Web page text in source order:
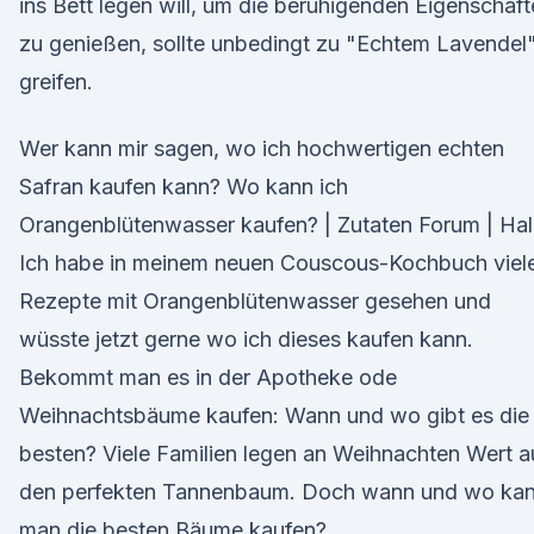
ins Bett legen will, um die beruhigenden
zu genießen, sollte unbedingt zu "Echtem Lavendel"
greifen.
Wer kann mir sagen, wo ich hochwertigen echten
Safran kaufen kann? Wo kann ich
Orangenblütenwasser kaufen? | Zutaten Forum |
Ich habe in meinem neuen Couscous-Kochbuch
Rezepte mit Orangenblütenwasser gesehen und
wüsste jetzt gerne wo ich dieses kaufen kann.
Bekommt man es in der Apotheke ode
Weihnachtsbäume kaufen: Wann und wo gibt es die
besten? Viele Familien legen an Weihnachten Wert
den perfekten Tannenbaum. Doch wann und wo